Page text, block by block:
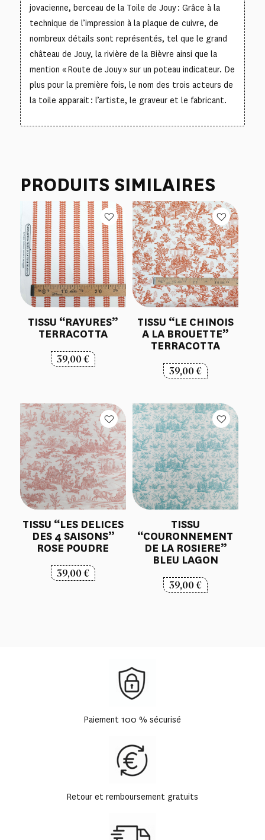
jovacienne, berceau de la Toile de Jouy : Grâce à la
technique de l’impression à la plaque de cuivre, de
nombreux détails sont représentés, tel que le grand
château de Jouy, la rivière de la Bièvre ainsi que la
mention « Route de Jouy » sur un poteau indicateur. De
plus pour la première fois, le nom des trois acteurs de
la toile apparait : l’artiste, le graveur et le fabricant.
PRODUITS SIMILAIRES
TISSU “RAYURES”
TERRACOTTA
39,00€
TISSU “LE CHINOIS
A LA BROUETTE”
TERRACOTTA
39,00€
TISSU “LES DELICES
DES 4 SAISONS”
ROSE POUDRE
39,00€
TISSU
“COURONNEMENT
DE LA ROSIERE”
BLEU LAGON
39,00€
Paiement 100 % sécurisé
Retour et remboursement gratuits